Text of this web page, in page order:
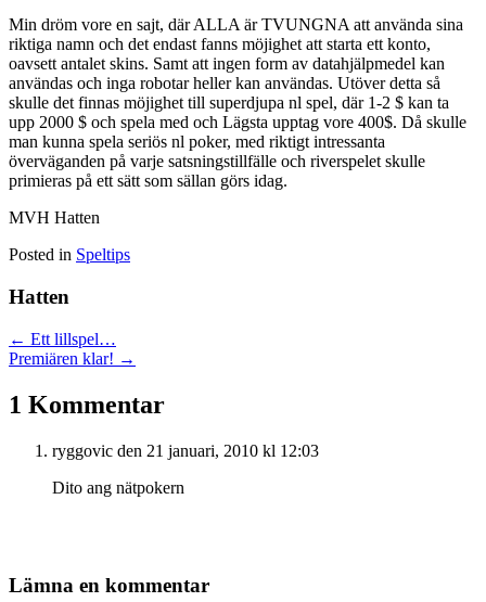
Min dröm vore en sajt, där ALLA är TVUNGNA att använda sina
riktiga namn och det endast fanns möjighet att starta ett konto,
oavsett antalet skins. Samt att ingen form av datahjälpmedel kan
användas och inga robotar heller kan användas. Utöver detta så
skulle det finnas möjighet till superdjupa nl spel, där 1-2 $ kan ta
upp 2000 $ och spela med och Lägsta upptag vore 400$. Då skulle
man kunna spela seriös nl poker, med riktigt intressanta
överväganden på varje satsningstillfälle och riverspelet skulle
primieras på ett sätt som sällan görs idag.
MVH Hatten
Posted in Speltips
Hatten
Posts
navigation
← Ett lillspel…
Premiären klar! →
1 Kommentar
ryggovic den 21 januari, 2010 kl 12:03
Dito ang nätpokern
Lämna en kommentar